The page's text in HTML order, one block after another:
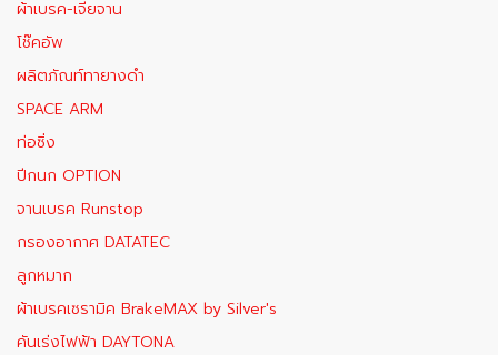
ผ้าเบรค-เจียจาน
โช๊คอัพ
ผลิตภัณท์ทายางดำ
SPACE ARM
ท่อซิ่ง
ปีกนก OPTION
จานเบรค Runstop
กรองอากาศ DATATEC
ลูกหมาก
ผ้าเบรคเซรามิค BrakeMAX​ by Silver's
คันเร่งไฟฟ้า DAYTONA